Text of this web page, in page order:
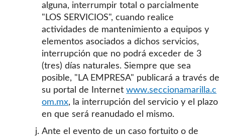
alguna, interrumpir total o parcialmente
"LOS SERVICIOS", cuando realice
actividades de mantenimiento a equipos y
elementos asociados a dichos servicios,
interrupción que no podrá exceder de 3
(tres) días naturales. Siempre que sea
posible, "LA EMPRESA" publicará a través de
su portal de Internetwww.seccionamarilla.c
om.mx, la interrupción del servicio y el plazo
en que será reanudado el mismo.
Ante el evento de un caso fortuito o de